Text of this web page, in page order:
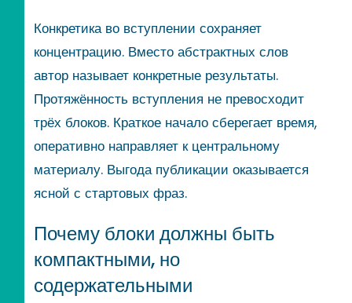
Конкретика во вступлении сохраняет
концентрацию. Вместо абстрактных слов
автор называет конкретные результаты.
Протяжённость вступления не превосходит
трёх блоков. Краткое начало сберегает время,
оперативно направляет к центральному
материалу. Выгода публикации оказывается
ясной с стартовых фраз.
Почему блоки должны быть
компактными, но
содержательными